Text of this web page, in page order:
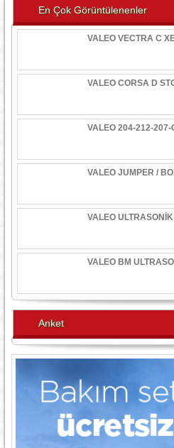
En Çok Görüntülenenler
VALEO VECTRA C
VALEO CORSA D
VALEO 204-212-
VALEO JUMPER /
VALEO
VALEO BM
Anket